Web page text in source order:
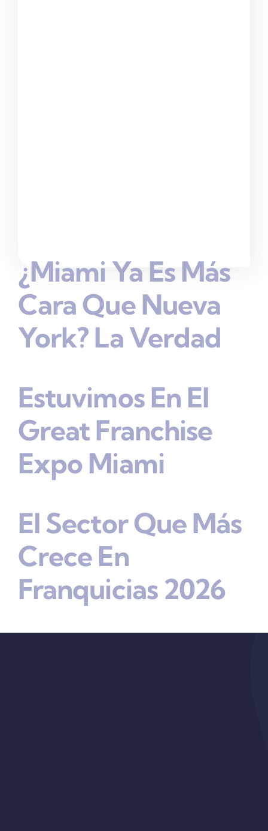
¿Miami Ya Es Más
Cara Que Nueva
York? La Verdad
Estuvimos En El
Great Franchise
Expo Miami
El Sector Que Más
Crece En
Franquicias 2026